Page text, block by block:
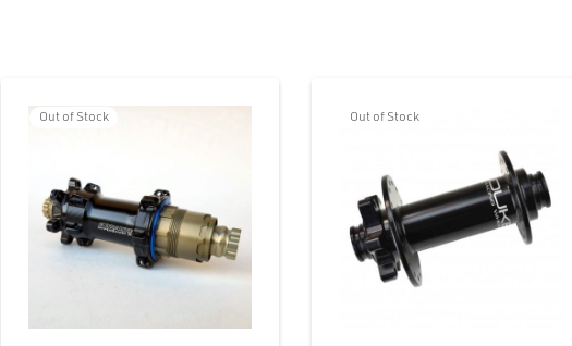
Out of Stock Out of Stock